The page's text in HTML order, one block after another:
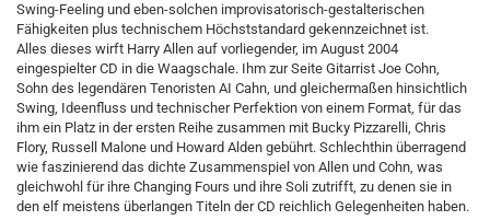
Swing-Feeling und eben-solchen improvisatorisch-gestalterischen
Fähigkeiten plus technischem Höchststandard gekennzeichnet ist.
Alles dieses wirft Harry Allen auf vorliegender, im August 2004
eingespielter CD in die Waagschale. Ihm zur Seite Gitarrist Joe Cohn,
Sohn des legendären Tenoristen AI Cahn, und gleichermaßen hinsichtlich
Swing, Ideenfluss und technischer Perfektion von einem Format, für das
ihm ein Platz in der ersten Reihe zusammen mit Bucky Pizzarelli, Chris
Flory, Russell Malone und Howard Alden gebührt. Schlechthin überragend
wie faszinierend das dichte Zusammenspiel von Allen und Cohn, was
gleichwohl für ihre Changing Fours und ihre Soli zutrifft, zu denen sie in
den elf meistens überlangen Titeln der CD reichlich Gelegenheiten haben.